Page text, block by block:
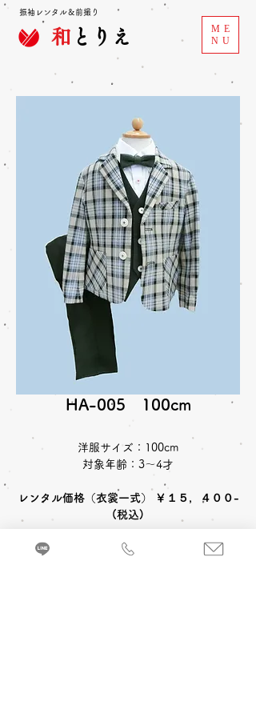
振袖レンタル＆前撮り
和 とりえ
ME
NU
HA-005 100cm
洋服サイズ：100cm
対象年齢：3～4才
レンタル価格（衣裳一式） ￥１５，４００-
(税込)